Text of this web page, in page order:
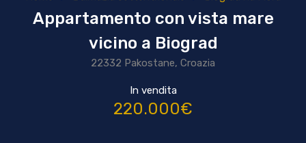
Appartamento con vista mare
vicino a Biograd
22332 Pakostane, Croazia
In vendita
220.000€